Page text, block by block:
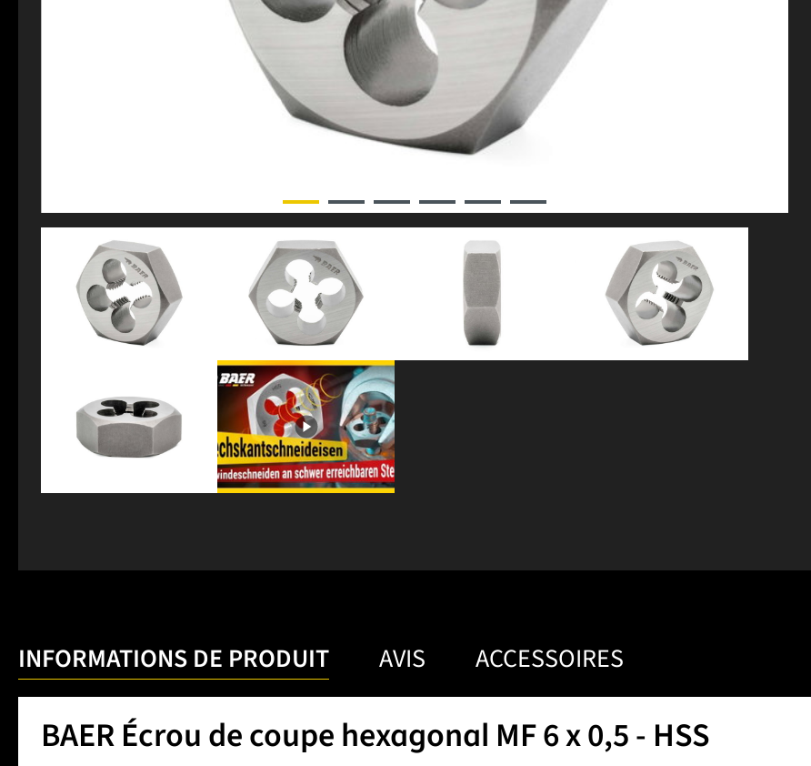
INFORMATIONS DE PRODUIT AVIS ACCESSOIRES
BAER Écrou de coupe hexagonal MF 6 x 0,5 - HSS